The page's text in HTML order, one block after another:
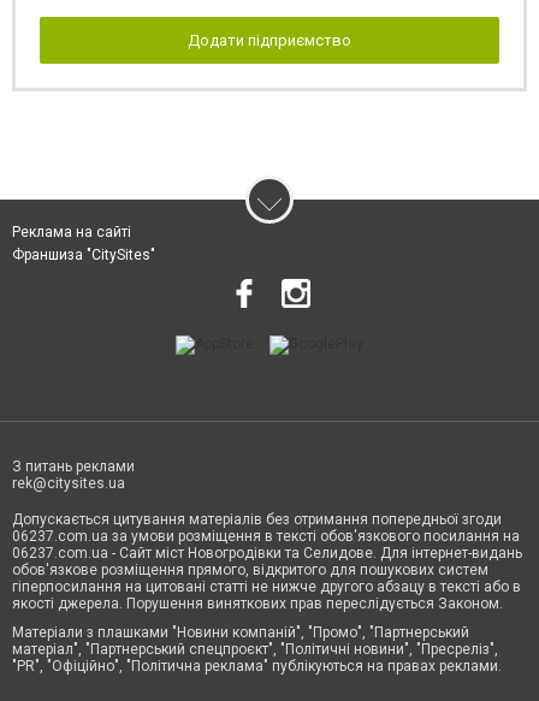
Додати підприємство
Реклама на сайті
Франшиза "CitySites"
З питань реклами
rek@citysites.ua
Допускається цитування матеріалів без отримання попередньої згоди
06237.com.ua за умови розміщення в тексті обов'язкового посилання на
06237.com.ua - Сайт міст Новогродівки та Селидове. Для інтернет-видань
обов'язкове розміщення прямого, відкритого для пошукових систем
гіперпосилання на цитовані статті не нижче другого абзацу в тексті або в
якості джерела. Порушення виняткових прав переслідується Законом.
Матеріали з плашками "Новини компаній", "Промо", "Партнерський
матеріал", "Партнерський спецпроєкт", "Політичні новини", "Пресреліз",
"PR", "Офіційно", "Політична реклама" публікуються на правах реклами.